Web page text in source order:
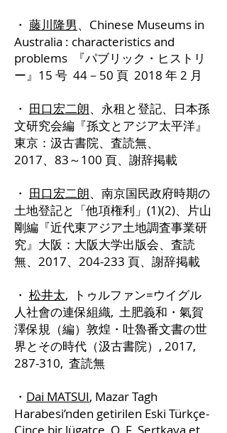
・ 藤川隆男、Chinese Museums in
Australia : characteristics and
problems 『パブリック・ヒストリ
ー』15 号 44－50 頁 2018 年 2 月
・ 田口宏二朗、永租と登記、日本孫
文研究会編『孫文とアジア太平洋』
東京：汲古書院、査読無、
2017、83～100 頁、謝辞掲載
・ 田口宏二朗、南京国民政府時期の
土地登記と「他項権利」(1)(2)、片山
剛編『近代東アジア土地調査事業研
究』大阪：大阪大学出版会、査読
無、2017、204-233 頁、謝辞掲載
・ 松井太, トゥルファン=ウイグル
人社會の連保組織, 土肥義和・氣賀
澤保規（編）敦煌・吐魯番文書の世
界とその時代（汲古書院）, 2017,
287-310, 査読無
・ Dai MATSUI, Mazar Tagh
Harabesi’nden getirilen Eski Türkçe-